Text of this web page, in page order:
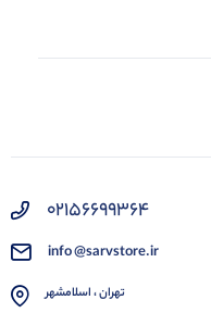
02156699364
info @sarvstore.ir
تهران ، اسلامشهر